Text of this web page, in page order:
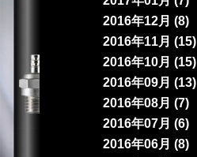
2016年12月 (8)
2016年11月 (15)
2016年10月 (15)
2016年09月 (13)
2016年08月 (7)
2016年07月 (6)
2016年06月 (8)